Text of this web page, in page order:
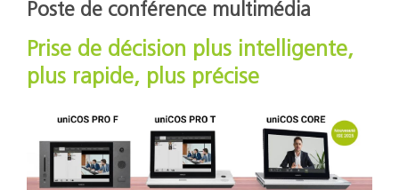
Poste de conférence multimédia
Prise de décision plus intelligente,
plus rapide, plus précise